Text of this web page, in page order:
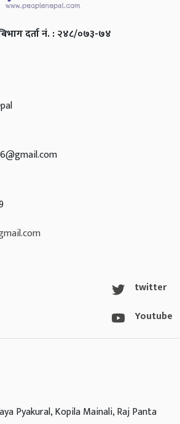
दर्ता नं. : २४८/०७३-७४
twitter
Youtube
Pyakural, Kopila Mainali, Raj Panta